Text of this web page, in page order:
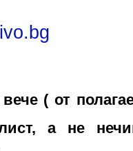
( от
а не